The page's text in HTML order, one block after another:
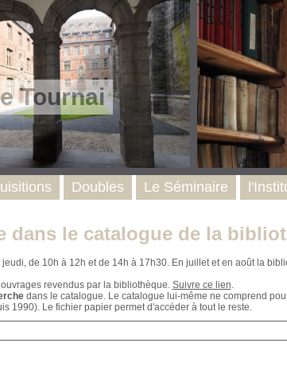
Tournai
dans le catalogue de la
de 10h à 12h et de 14h à 17h30. En juillet et en août la
revendus par la bibliothèque. Suivre ce lien.
dans le catalogue. Le catalogue lui-même ne comprend
1990). Le fichier papier permet d'accéder à tout le reste.
Doubles Le Séminaire